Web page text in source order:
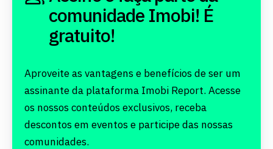
comunidade Imobi! É
gratuito!
Aproveite as vantagens e benefícios de ser um
assinante da plataforma Imobi Report. Acesse
os nossos conteúdos exclusivos, receba
descontos em eventos e participe das nossas
comunidades.